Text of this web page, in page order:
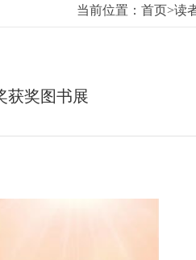
当前位置： 首页>读
获奖图书展